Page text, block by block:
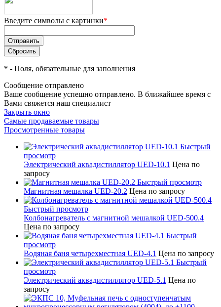
Введите символы с картинки*
* - Поля, обязательные для заполнения
Сообщение отправлено
Ваше сообщение успешно отправлено. В ближайшее время с
Вами свяжется наш специалист
Закрыть окно
Самые продаваемые товары
Просмотренные товары
Быстрый
просмотр
Электрический аквадистиллятор UED-10.1 Цена по
запросу
Быстрый просмотр
Магнитная мешалка UED-20.2 Цена по запросу
Быстрый просмотр
Колбонагреватель с магнитной мешалкой UED-500.4
Цена по запросу
Быстрый
просмотр
Водяная баня четырехместная UED-4.1 Цена по запросу
Быстрый
просмотр
Электрический аквадистиллятор UED-5.1 Цена по
запросу